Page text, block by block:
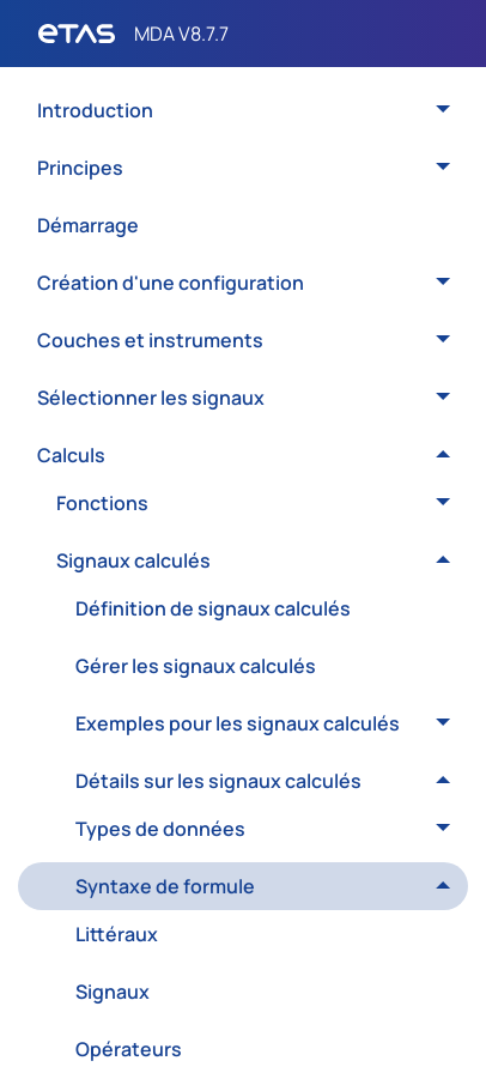
Introduction
Principes
Démarrage
Création d'une configuration
Couches et instruments
Sélectionner les signaux
Calculs
Fonctions
Signaux calculés
Définition de signaux calculés
Gérer les signaux calculés
Exemples pour les signaux calculés
Détails sur les signaux calculés
Types de données
Syntaxe de formule
Littéraux
Signaux
Opérateurs